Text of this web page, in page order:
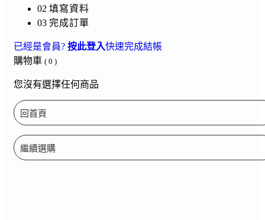
02 填寫資料
03 完成訂單
已經是會員? 按此登入快速完成結帳
購物車 ( 0 )
您沒有選擇任何商品
回首頁
繼續選購